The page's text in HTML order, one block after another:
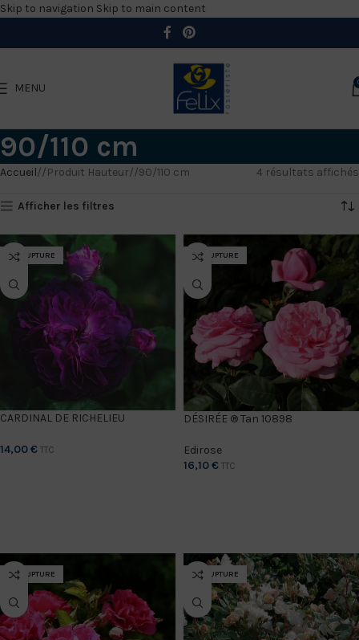
Skip to navigation Skip to main content
MENU
90/110 cm
Accueil/ Produit Hauteur/ 90/110 cm 4 résultats affichés
Afficher les filtres
EN RUPTURE
CARDINAL DE RICHELIEU
14,00€ TTC
EN RUPTURE
DÉSIRÉE ® Tan 10898
Edirose
16,10€ TTC
EN RUPTURE EN RUPTURE